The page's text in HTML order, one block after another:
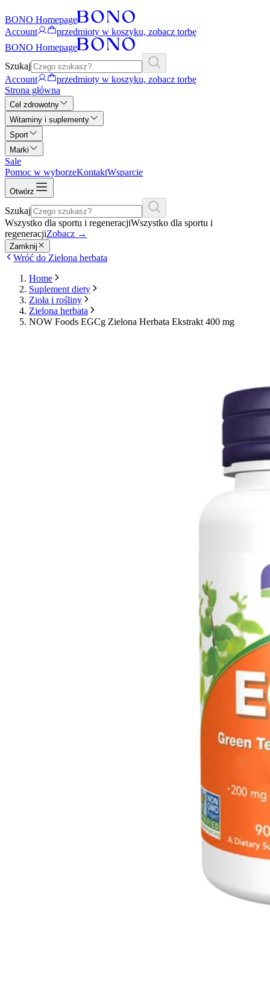
BONO Homepage
Account
przedmioty w koszyku, zobacz torbę
BONO Homepage
Szukaj
Account
przedmioty w koszyku, zobacz torbę
Strona główna
Cel zdrowotny
Witaminy i suplementy
Sport
Marki
Sale
Pomoc w wyborzeKontaktWsparcie
Otwórz
Szukaj
Wszystko dla sportu i regeneracjiWszystko dla sportu i
regeneracjiZobacz →
Zamknij
Wróć do Zielona herbata
Home
Suplement diety
Zioła i rośliny
Zielona herbata
NOW Foods EGCg Zielona Herbata Ekstrakt 400 mg